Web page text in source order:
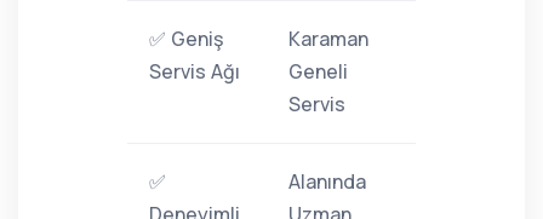
✅ Geniş
Servis Ağı
Karaman
Geneli
Servis
✅
Alanında